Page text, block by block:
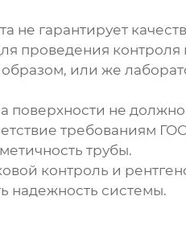
не гарантирует
проведения контроля
или же
поверхности не
требованиям
трубы.
контроль и
надежность системы.